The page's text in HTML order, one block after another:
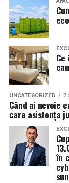
economie de
Pentru ce
USVO 5W30?
Tipul deulei
recomandat
necesită un ulei
În funcție de
utilizat pe
BMW;
soluțiile
pentru natură.
promovarea
de vedere
naturale.
Impactul
Alegerea unor
de toaletă,
unui
ce în ce mai
organizatorii
ar fi închirierea
câștiga
UNCATEGORIZED 7
Când ai nevoie
care asistența
în